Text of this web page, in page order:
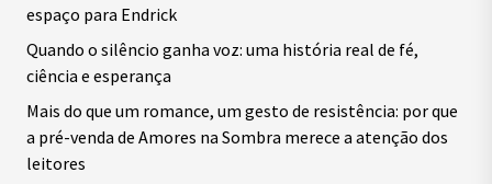
espaço para Endrick
Quando o silêncio ganha voz: uma história real de fé,
ciência e esperança
Mais do que um romance, um gesto de resistência: por que
a pré-venda de Amores na Sombra merece a atenção dos
leitores